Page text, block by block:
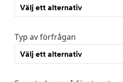
Välj ett alternativ
Typ av förfrågan
Välj ett alternativ